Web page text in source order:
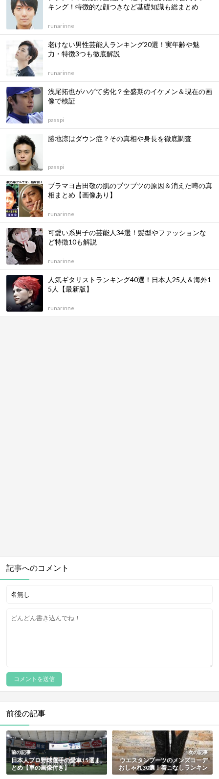
キング！特徴的な顔つきなど基礎知識も総まとめ
runarinne
老けない男性芸能人ランキング20選！実年齢や魅
力・特徴3つも徹底解説
runarinne
浅尾拓也がハゲて劣化？全盛期のイケメン＆現在の画
像で検証
passpi
勝地涼はダウン症？その真相や身長を徹底調査
passpi
ブラマヨ吉田敬の肌のブツブツの原因＆消えた噂の真
相まとめ【画像あり】
runarinne
可愛い系男子の芸能人34選！髪型やファッションな
ど特徴10も解説
runarinne
人気ギタリストランキング40選！日本人25人＆海外1
5人【最新版】
runarinne
記事へのコメント
前後の記事
前の記事
日本人プロ野球選手の愛車15選ま
とめ【車の画像付き】
次の記事
ウエスタンブーツのメンズコーデ
おしゃれ30選！着こなしランキン
グ【最新版】